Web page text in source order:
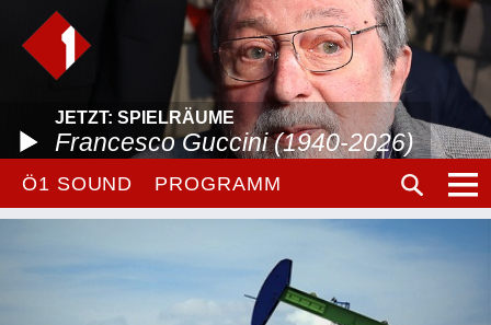
JETZT: SPIELRÄUME
Francesco Guccini (1940-2026)
Ö1 SOUND PROGRAMM